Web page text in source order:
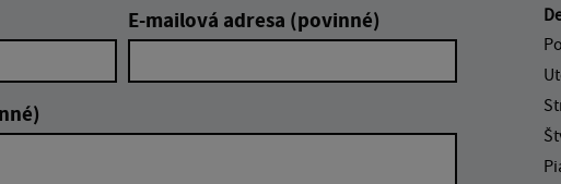
E-mailová adresa (povinné)